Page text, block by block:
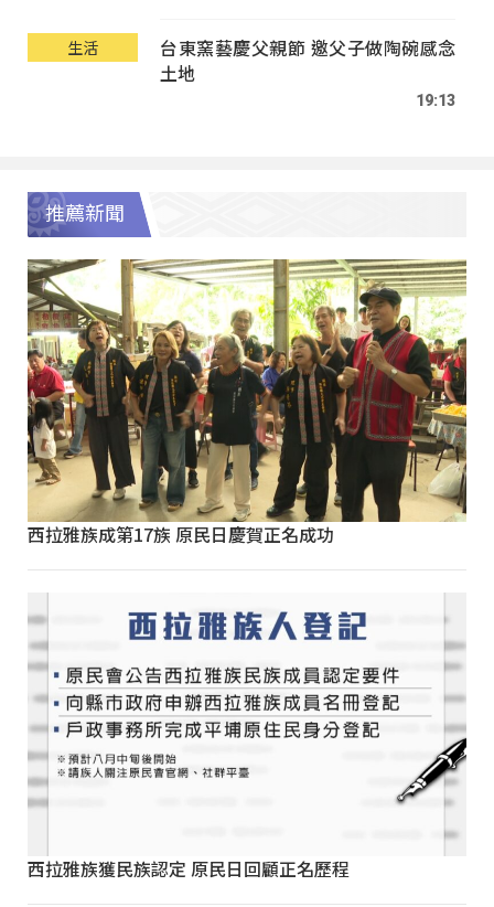
生活
台東窯藝慶父親節 邀父子做陶碗感念
土地
19:13
推薦新聞
西拉雅族成第17族 原民日慶賀正名成功
西拉雅族獲民族認定 原民日回顧正名歷程